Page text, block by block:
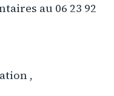
au 06 23 92
,